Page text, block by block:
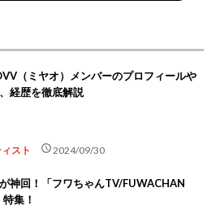
（ミヤオ）メンバーのプロフィールや
経歴を徹底解説
スト schedule2024/09/30
神回！「フワちゃんTV/FUWACHAN
集！